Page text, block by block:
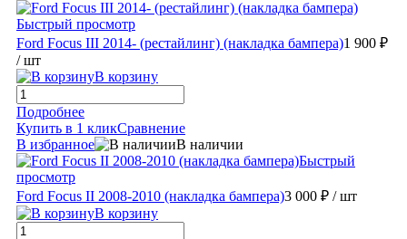
Быстрый просмотр
Ford Focus III 2014- (рестайлинг) (накладка бампера)1 900 ₽
/ шт
В корзину
Подробнее
Купить в 1 кликСравнение
В избранное
В наличии
Быстрый
просмотр
Ford Focus II 2008-2010 (накладка бампера)3 000 ₽ / шт
В корзину